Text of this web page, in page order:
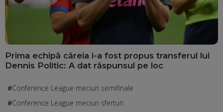
Prima echipă căreia i-a fost propus transferul lui
Dennis Politic: A dat răspunsul pe loc
Conference League meciuri semifinale
Conference League meciuri sferturi